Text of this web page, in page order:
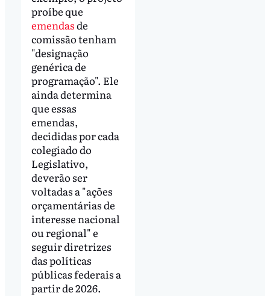
proíbe que
emendasde
comissão tenham
"designação
genérica de
programação". Ele
ainda determina
que essas
emendas,
decididas por cada
colegiado do
Legislativo,
deverão ser
voltadas a "ações
orçamentárias de
interesse nacional
ou regional" e
seguir diretrizes
das políticas
públicas federais a
partir de 2026.